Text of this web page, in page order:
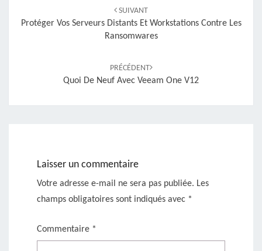
SUIVANT
Protéger Vos Serveurs Distants Et Workstations Contre Les
Ransomwares
PRÉCÉDENT
Quoi De Neuf Avec Veeam One V12
Laisser un commentaire
Votre adresse e-mail ne sera pas publiée. Les
champs obligatoires sont indiqués avec *
Commentaire *